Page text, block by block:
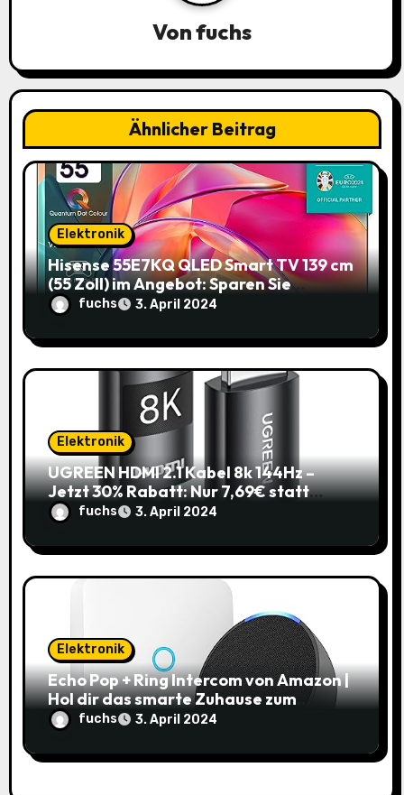
n
Vonfuchs
Ähnlicher Beitrag
Elektronik
Hisense 55E7KQ QLED Smart TV 139 cm
(55 Zoll) im Angebot: Sparen Sie
145,85€!
fuchs 3. April 2024
Elektronik
UGREEN HDMI 2.1 Kabel 8k 144Hz –
Jetzt 30% Rabatt: Nur 7,69€ statt
10,99€
fuchs 3. April 2024
Elektronik
Echo Pop + Ring Intercom von Amazon |
Hol dir das smarte Zuhause zum
Schnäppchenpreis!
fuchs 3. April 2024